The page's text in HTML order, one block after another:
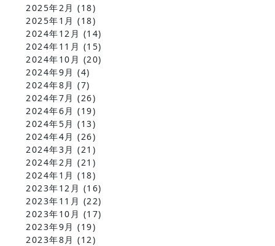
2025年2月 (18)
2025年1月 (18)
2024年12月 (14)
2024年11月 (15)
2024年10月 (20)
2024年9月 (4)
2024年8月 (7)
2024年7月 (26)
2024年6月 (19)
2024年5月 (13)
2024年4月 (26)
2024年3月 (21)
2024年2月 (21)
2024年1月 (18)
2023年12月 (16)
2023年11月 (22)
2023年10月 (17)
2023年9月 (19)
2023年8月 (12)